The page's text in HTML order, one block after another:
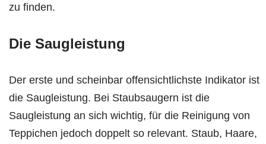
zu finden.
Die Saugleistung
Der erste und scheinbar offensichtlichste Indikator ist
die Saugleistung. Bei Staubsaugern ist die
Saugleistung an sich wichtig, für die Reinigung von
Teppichen jedoch doppelt so relevant. Staub, Haare,